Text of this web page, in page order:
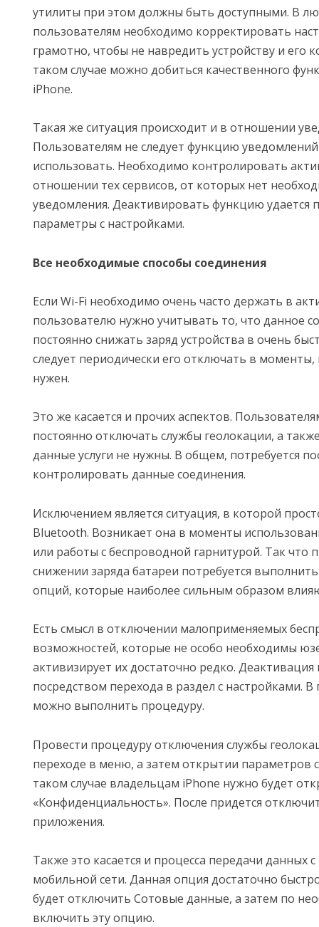
утилиты при этом должны быть доступными. В
пользователям необходимо корректировать
грамотно, чтобы не навредить устройству и его
таком случае можно добиться качественного
iPhone.
Такая же ситуация происходит и в отношении
Пользователям не следует функцию
использовать. Необходимо контролировать
отношении тех сервисов, от которых нет
уведомления. Деактивировать функцию удается
параметры с настройками.
Все необходимые способы соединения
Если Wi-Fi необходимо очень часто держать в
пользователю нужно учитывать то, что данное
постоянно снижать заряд устройства в очень
следует периодически его отключать в моменты,
нужен.
Это же касается и прочих аспектов.
постоянно отключать службы геолокации, а
данные услуги не нужны. В общем, потребуется
контролировать данные соединения.
Исключением является ситуация, в которой
Bluetooth. Возникает она в моменты
или работы с беспроводной гарнитурой. Так что
снижении заряда батареи потребуется
опций, которые наиболее сильным образом
Есть смысл в отключении малоприменяемых
возможностей, которые не особо необходимы
активизирует их достаточно редко. Деактивация
посредством перехода в раздел с настройками. В
можно выполнить процедуру.
Провести процедуру отключения службы
переходе в меню, а затем открытии параметров
таком случае владельцам iPhone нужно будет
«Конфиденциальность». После придется
приложения.
Также это касается и процесса передачи данных
мобильной сети. Данная опция достаточно
будет отключить Сотовые данные, а затем по
включить эту опцию.